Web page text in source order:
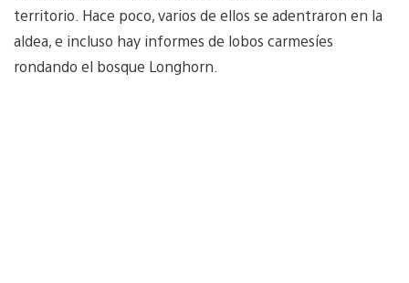
territorio. Hace poco, varios de ellos se adentraron en la
aldea, e incluso hay informes de lobos carmesíes
rondando el bosque Longhorn.